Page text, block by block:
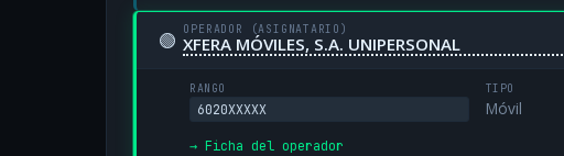
🟢 OPERADOR (ASIGNATARIO)
XFERA MÓVILES, S.A. UNIPERSONAL
RANGO
6020XXXXX
TIPO
Móvil
→ Ficha del operador